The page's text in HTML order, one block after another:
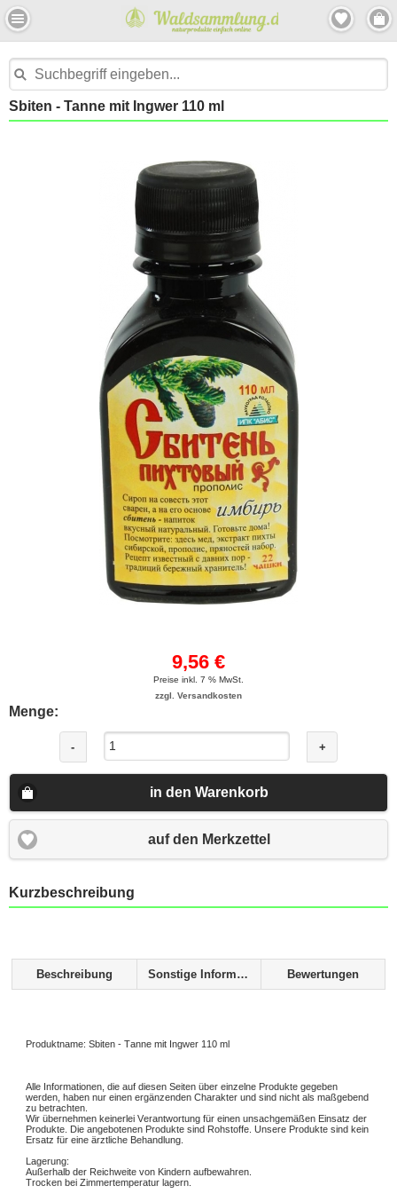
Sbiten - Tanne mit Ingwer 110 ml
9,56 €
Preise inkl. 7 % MwSt.
zzgl. Versandkosten
Menge:
- +
in den Warenkorb
auf den Merkzettel
Kurzbeschreibung
Beschreibung Sonstige Informationen Bewertungen
Produktname: Sbiten - Tanne mit Ingwer 110 ml
Alle Informationen, die auf diesen Seiten über einzelne Produkte gegeben
werden, haben nur einen ergänzenden Charakter und sind nicht als maßgebend
zu betrachten.
Wir übernehmen keinerlei Verantwortung für einen unsachgemäßen Einsatz der
Produkte. Die angebotenen Produkte sind Rohstoffe. Unsere Produkte sind kein
Ersatz für eine ärztliche Behandlung.
Lagerung:
Außerhalb der Reichweite von Kindern aufbewahren.
Trocken bei Zimmertemperatur lagern.